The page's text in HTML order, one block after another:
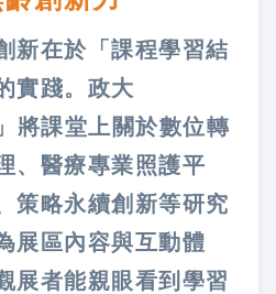
新在於「課程學習結
實踐。政大
將課堂上關於數位轉
、醫療專業照護平
策略永續創新等研究
展區內容與互動體
展者能親眼看到學習